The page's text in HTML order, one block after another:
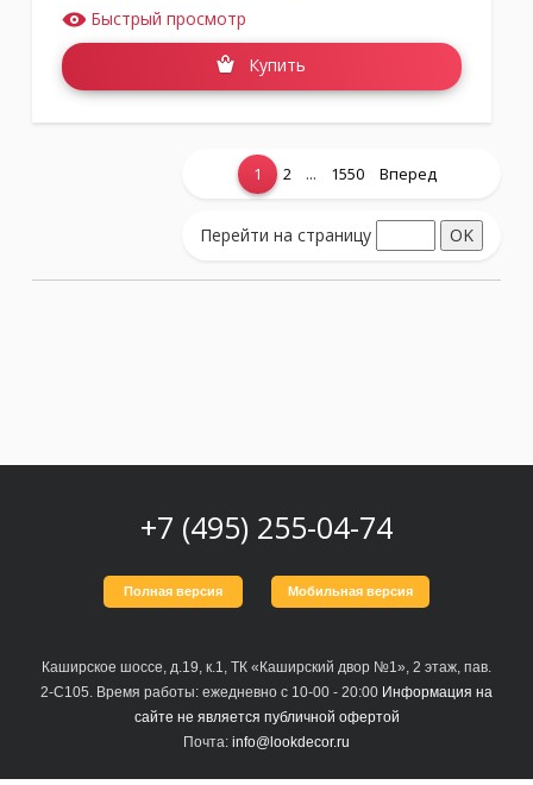
Быстрый просмотр
Купить
Показать еще...
1 2 ... 1550 Вперед
Перейти на страницу
+7 (495) 255-04-74
Полная версия Мобильная версия
Каширское шоссе, д.19, к.1, ТК «Каширский двор №1», 2 этаж, пав.
2-С105. Время работы: ежедневно с 10-00 - 20:00 Информация на
сайте не является публичной офертой
Почта: info@lookdecor.ru